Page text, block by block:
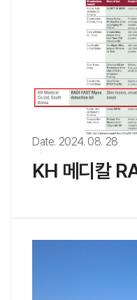
통합 검색
Date. 2024. 08. 28